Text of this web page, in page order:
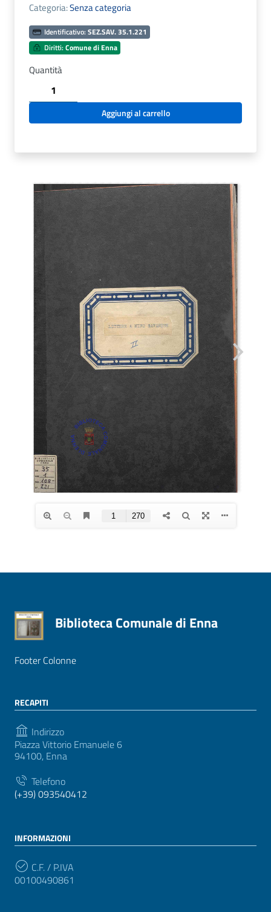
Categoria:Senza categoria
Identificativo: SEZ.SAV. 35.1.221
Diritti:Comune di Enna
Quantità
35.1.221
-
LETTERE
SAVARESEPARTE
VARI
quantità
Aggiungi al carrello
Biblioteca Comunale di Enna
Footer Colonne
RECAPITI
Indirizzo
Piazza Vittorio Emanuele 6
94100, Enna
Telefono
(+39) 093540412
INFORMAZIONI
C.F. / P.IVA
00100490861